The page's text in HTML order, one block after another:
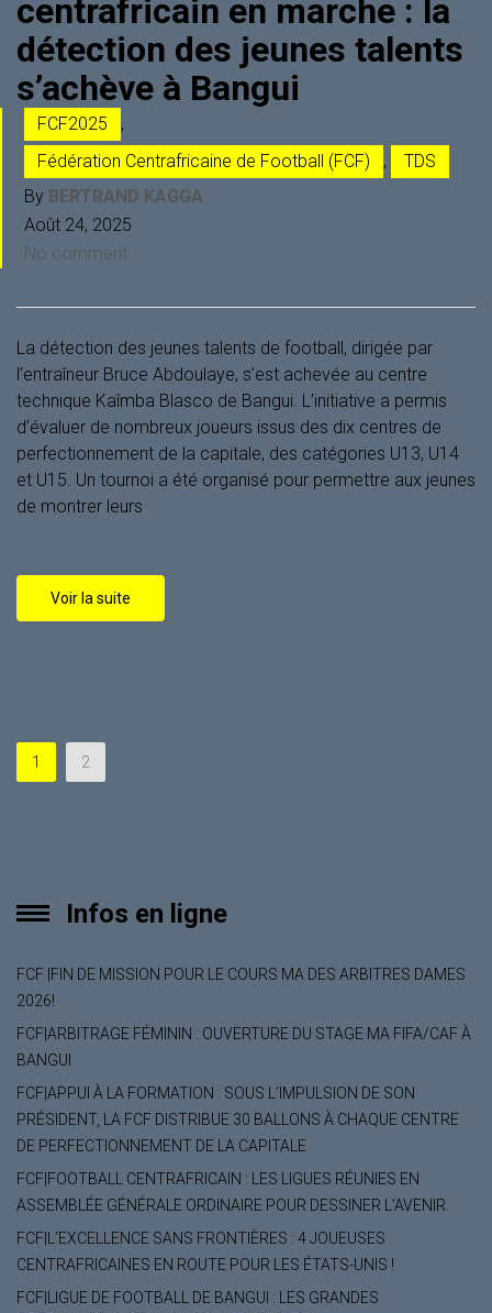
centrafricain en marche : la
détection des jeunes talents
s’achève à Bangui
FCF2025
,
Fédération Centrafricaine de Football (FCF)
,
TDS
By BERTRAND KAGGA
Août 24, 2025
No comment
La détection des jeunes talents de football, dirigée par
l’entraîneur Bruce Abdoulaye, s’est achevée au centre
technique Kaîmba Blasco de Bangui. L’initiative a permis
d’évaluer de nombreux joueurs issus des dix centres de
perfectionnement de la capitale, des catégories U13, U14
et U15. Un tournoi a été organisé pour permettre aux jeunes
de montrer leurs
Voir la suite
1 2
Infos en ligne
FCF |FIN DE MISSION POUR LE COURS MA DES ARBITRES DAMES
2026!
FCF|ARBITRAGE FÉMININ : OUVERTURE DU STAGE MA FIFA/CAF À
BANGUI
FCF|APPUI À LA FORMATION : SOUS L’IMPULSION DE SON
PRÉSIDENT, LA FCF DISTRIBUE 30 BALLONS À CHAQUE CENTRE
DE PERFECTIONNEMENT DE LA CAPITALE
FCF|FOOTBALL CENTRAFRICAIN : LES LIGUES RÉUNIES EN
ASSEMBLÉE GÉNÉRALE ORDINAIRE POUR DESSINER L’AVENIR.
FCF|L’EXCELLENCE SANS FRONTIÈRES : 4 JOUEUSES
CENTRAFRICAINES EN ROUTE POUR LES ÉTATS-UNIS !
FCF|LIGUE DE FOOTBALL DE BANGUI : LES GRANDES